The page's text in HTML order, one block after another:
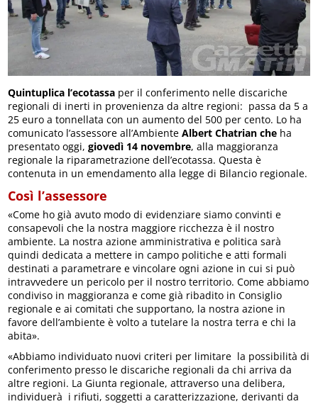
Quintuplica l’ecotassa per il conferimento nelle discariche
regionali di inerti in provenienza da altre regioni: passa da 5 a
25 euro a tonnellata con un aumento del 500 per cento. Lo ha
comunicato l’assessore all’AmbienteAlbert Chatrian che ha
presentato oggi,giovedì 14 novembre, alla maggioranza
regionale la riparametrazione dell’ecotassa. Questa è
contenuta in un emendamento alla legge di Bilancio regionale.
Così l’assessore
«Come ho già avuto modo di evidenziare siamo convinti e
consapevoli che la nostra maggiore ricchezza è il nostro
ambiente. La nostra azione amministrativa e politica sarà
quindi dedicata a mettere in campo politiche e atti formali
destinati a parametrare e vincolare ogni azione in cui si può
intravvedere un pericolo per il nostro territorio. Come abbiamo
condiviso in maggioranza e come già ribadito in Consiglio
regionale e ai comitati che supportano, la nostra azione in
favore dell’ambiente è volto a tutelare la nostra terra e chi la
abita».
«Abbiamo individuato nuovi criteri per limitare la possibilità di
conferimento presso le discariche regionali da chi arriva da
altre regioni. La Giunta regionale, attraverso una delibera,
individuerà i rifiuti, soggetti a caratterizzazione, derivanti da